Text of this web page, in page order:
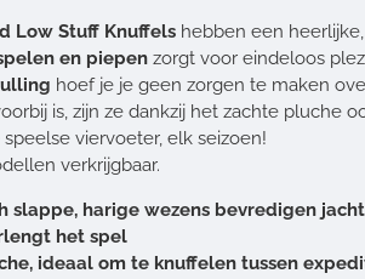
Low Stuff Knuffels hebben een
en piepen zorgt voor eindeloos
hoef je je geen zorgen te maken
is, zijn ze dankzij het zachte pluche
viervoeter, elk seizoen!
verkrijgbaar.
slappe, harige wezens bevredigen
het spel
ideaal om te knuffelen tussen